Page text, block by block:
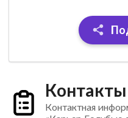
Контакты
Контактная